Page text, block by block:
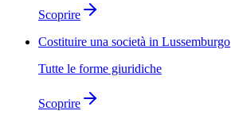
Scoprire
Costituire una società in Lussemburgo
Tutte le forme giuridiche
Scoprire